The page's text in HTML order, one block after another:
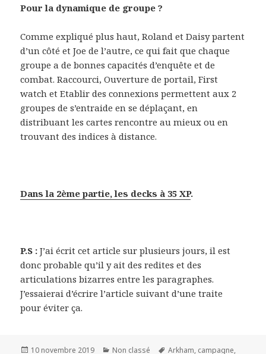
Pour la dynamique de groupe ?
Comme expliqué plus haut, Roland et Daisy partent
d’un côté et Joe de l’autre, ce qui fait que chaque
groupe a de bonnes capacités d’enquête et de
combat. Raccourci, Ouverture de portail, First
watch et Etablir des connexions permettent aux 2
groupes de s’entraide en se déplaçant, en
distribuant les cartes rencontre au mieux ou en
trouvant des indices à distance.
Dans la 2ème partie, les decks à 35 XP.
P.S : J’ai écrit cet article sur plusieurs jours, il est
donc probable qu’il y ait des redites et des
articulations bizarres entre les paragraphes.
J’essaierai d’écrire l’article suivant d’une traite
pour éviter ça.
Publié
10 novembre 2019 Catégories
Non classé Mots-
Arkham, campagne,